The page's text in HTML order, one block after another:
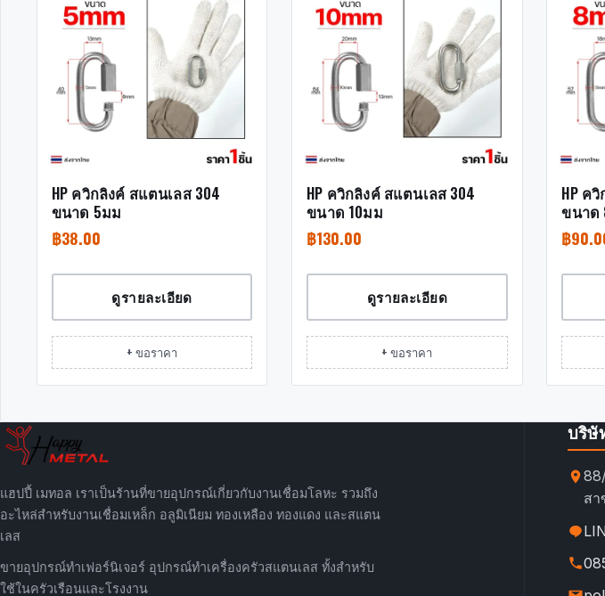
HP ควิกลิงค์ สแตนเลส 304
ขนาด 5มม
฿38.00
ดูรายละเอียด
+ ขอราคา
HP ควิกลิงค์ สแตนเลส 304
ขนาด 10มม
฿130.00
ดูรายละเอียด
+ ขอราคา
HP ค
ขนาด
฿
แฮปปี้ เมทอล เราเป็นร้านที่ขายอุปกรณ์เกี่ยวกับงานเชื่อมโลหะ รวมถึง
อะไหล่สำหรับงานเชื่อมเหล็ก อลูมิเนียม ทองเหลือง ทองแดง และสแตน
เลส
ขายอุปกรณ์ทำเฟอร์นิเจอร์ อุปกรณ์ทำเครื่องครัวสแตนเลส ทั้งสำหรับ
ใช้ในครัวเรือนและโรงงาน
บริษั
สา